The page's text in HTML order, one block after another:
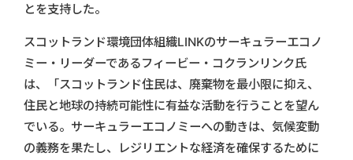
とを支持した。
スコットランド環境団体組織LINKのサーキュラーエコノ
ミー・リーダーであるフィービー・コクランリンク氏
は、「スコットランド住民は、廃棄物を最小限に抑え、
住民と地球の持続可能性に有益な活動を行うことを望ん
でいる。サーキュラーエコノミーへの動きは、気候変動
の義務を果たし、レジリエントな経済を確保するために